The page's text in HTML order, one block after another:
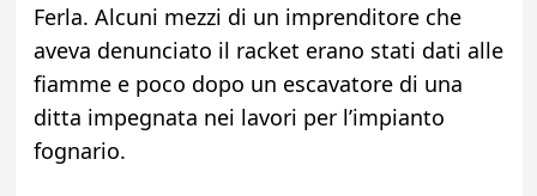
Ferla. Alcuni mezzi di un imprenditore che
aveva denunciato il racket erano stati dati alle
fiamme e poco dopo un escavatore di una
ditta impegnata nei lavori per l’impianto
fognario.